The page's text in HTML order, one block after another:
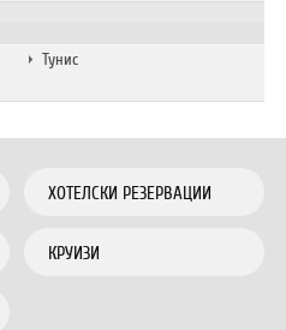
Тунис
ХОТЕЛСКИ РЕЗЕРВАЦИИ
КРУИЗИ